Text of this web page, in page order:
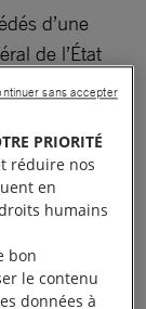
d’une
de l’État
failles
ont été
été
n’a pas été
entravent
probabilité
Amnesty
PRIORITÉ
réduire nos
en
humains
bon
le contenu
données à
sans accepter